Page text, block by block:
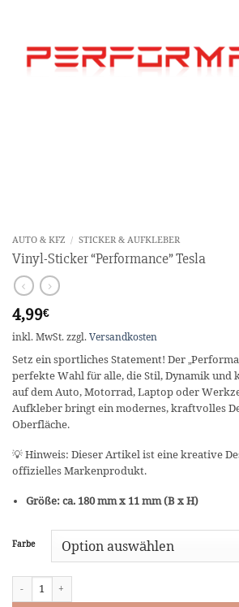
AUTO & KFZ / STICKER & AUFKLEBER
Vinyl-Sticker “Performance” Tesla
4,99€
inkl. MwSt. zzgl. Versandkosten
Setz ein sportliches Statement! Der
perfekte Wahl für alle, die Stil, Dynamik und
auf dem Auto, Motorrad, Laptop oder
Aufkleber bringt ein modernes, kraftvolles
Oberfläche.
💡 Hinweis: Dieser Artikel ist eine kreative
offizielles Markenprodukt.
Größe: ca. 180 mm x 11 mm (B x H)
Farbe